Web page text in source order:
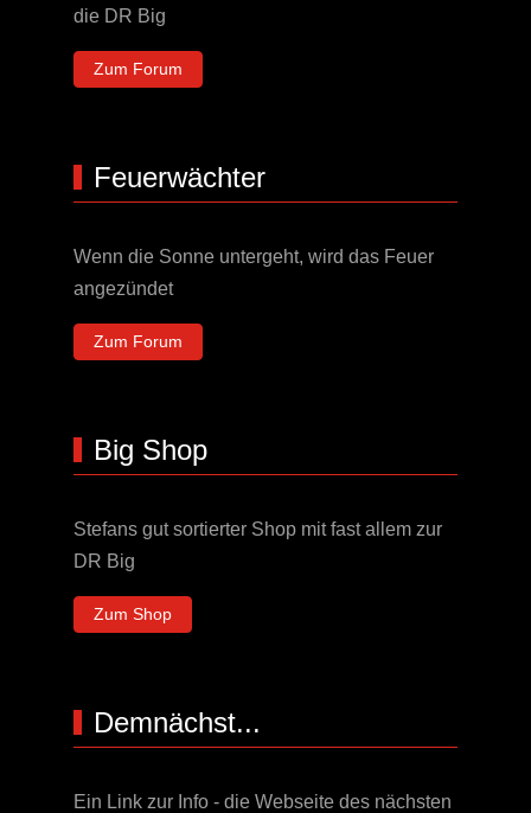
die DR Big
Zum Forum
Feuerwächter
Wenn die Sonne untergeht, wird das Feuer
angezündet
Zum Forum
Big Shop
Stefans gut sortierter Shop mit fast allem zur
DR Big
Zum Shop
Demnächst...
Ein Link zur Info - die Webseite des nächsten